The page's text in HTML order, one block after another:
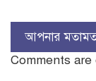
আপনার
Comments are